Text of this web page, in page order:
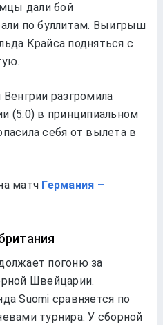
дали бой
по буллитам. Выигрыш
Крайса подняться с
разгромила
(5:0) в принципиальном
себя от вылета в
матч Германия –
погоню за
Швейцарии.
Suomi сравняется по
турнира. У сборной